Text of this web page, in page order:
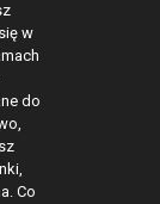
w
do
Co